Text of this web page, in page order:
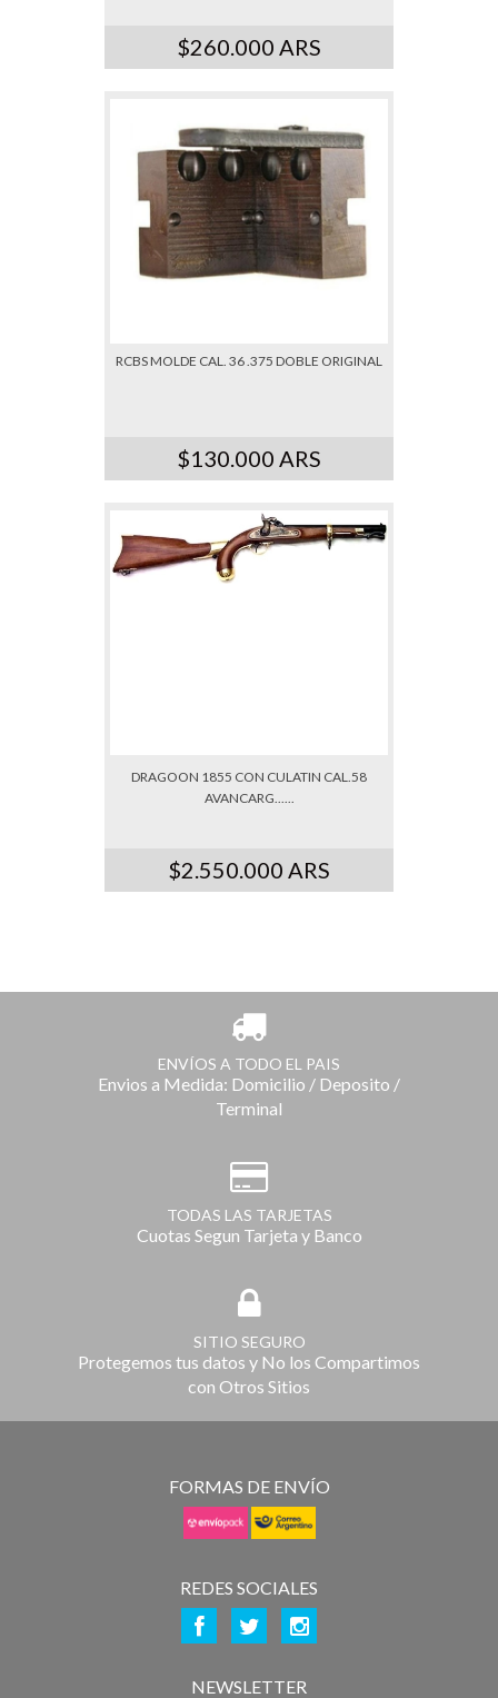
$260.000 ARS
RCBS MOLDE CAL. 36 .375 DOBLE ORIGINAL
$130.000 ARS
DRAGOON 1855 CON CULATIN CAL.58
AVANCARG......
$2.550.000 ARS
ENVÍOS A TODO EL PAIS
Envios a Medida: Domicilio / Deposito /
Terminal
TODAS LAS TARJETAS
Cuotas Segun Tarjeta y Banco
SITIO SEGURO
Protegemos tus datos y No los Compartimos
con Otros Sitios
FORMAS DE ENVÍO
REDES SOCIALES
NEWSLETTER